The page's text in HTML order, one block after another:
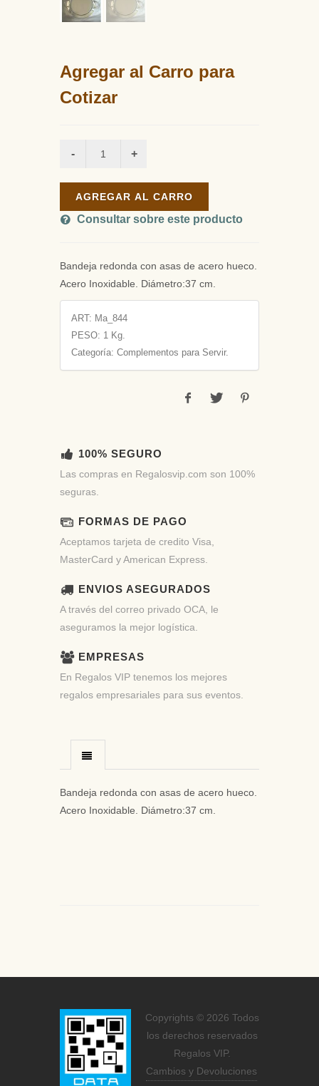
Agregar al Carro para
Cotizar
AGREGAR AL CARRO
Consultar sobre este producto
Bandeja redonda con asas de acero hueco.
Acero Inoxidable. Diámetro:37 cm.
ART: Ma_844
PESO: 1 Kg.
Categoría: Complementos para Servir.
100% SEGURO
Las compras en Regalosvip.com son 100%
seguras.
FORMAS DE PAGO
Aceptamos tarjeta de credito Visa,
MasterCard y American Express.
ENVIOS ASEGURADOS
A través del correo privado OCA, le
aseguramos la mejor logística.
EMPRESAS
En Regalos VIP tenemos los mejores
regalos empresariales para sus eventos.
Bandeja redonda con asas de acero hueco.
Acero Inoxidable. Diámetro:37 cm.
Copyrights © 2026 Todos
los derechos reservados
Regalos VIP.
Cambios y Devoluciones